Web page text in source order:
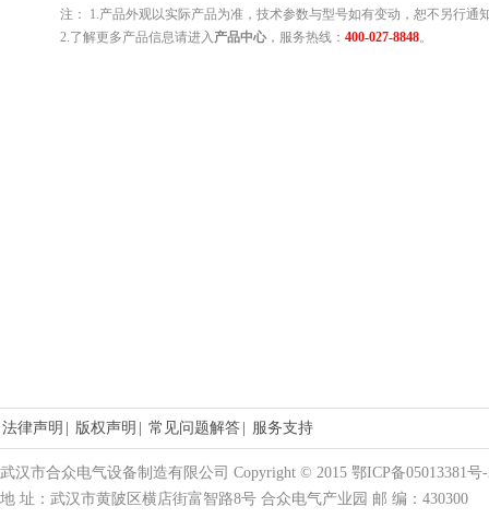
注： 1.产品外观以实际产品为准，技术参数与型号如有变动，恕不另行通
2.了解更多产品信息请进入 产品中心 ，服务热线： 400-027-8848。
法律声明 版权声明 常见问题解答 服务支持
武汉市合众电气设备制造有限公司 Copyright © 2015 鄂ICP备05013381号
地 址：武汉市黄陂区横店街富智路8号 合众电气产业园 邮 编：430300